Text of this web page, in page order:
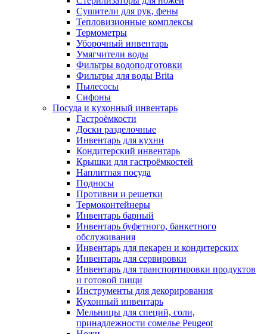
Сушители для рук, фены
Тепловизионные комплексы
Термометры
Уборочный инвентарь
Умягчители воды
Фильтры водоподготовки
Фильтры для воды Brita
Пылесосы
Сифоны
Посуда и кухонный инвентарь
Гастроёмкости
Доски разделочные
Инвентарь для кухни
Кондитерский инвентарь
Крышки для гастроёмкостей
Наплитная посуда
Подносы
Противни и решетки
Термоконтейнеры
Инвентарь барный
Инвентарь буфетного, банкетного
обслуживания
Инвентарь для пекарен и кондитерских
Инвентарь для сервировки
Инвентарь для транспортировки продуктов
и готовой пищи
Инструменты для декорирования
Кухонный инвентарь
Мельницы для специй, соли,
принадлежности сомелье Peugeot